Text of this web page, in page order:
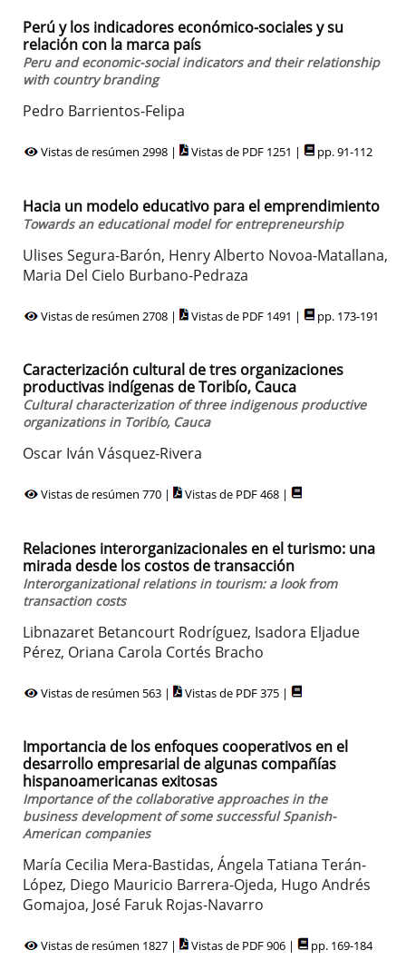
Perú y los indicadores económico-sociales y su
relación con la marca país
Peru and economic-social indicators and their relationship
with country branding
Pedro Barrientos-Felipa
Vistas de resúmen 2998 | Vistas de PDF 1251 | pp. 91-112
Hacia un modelo educativo para el emprendimiento
Towards an educational model for entrepreneurship
Ulises Segura-Barón, Henry Alberto Novoa-Matallana,
Maria Del Cielo Burbano-Pedraza
Vistas de resúmen 2708 | Vistas de PDF 1491 | pp. 173-191
Caracterización cultural de tres organizaciones
productivas indígenas de Toribío, Cauca
Cultural characterization of three indigenous productive
organizations in Toribío, Cauca
Oscar Iván Vásquez-Rivera
Vistas de resúmen 770 | Vistas de PDF 468 |
Relaciones interorganizacionales en el turismo: una
mirada desde los costos de transacción
Interorganizational relations in tourism: a look from
transaction costs
Libnazaret Betancourt Rodríguez, Isadora Eljadue
Pérez, Oriana Carola Cortés Bracho
Vistas de resúmen 563 | Vistas de PDF 375 |
Importancia de los enfoques cooperativos en el
desarrollo empresarial de algunas compañías
hispanoamericanas exitosas
Importance of the collaborative approaches in the
business development of some successful Spanish-
American companies
María Cecilia Mera-Bastidas, Ángela Tatiana Terán-
López, Diego Mauricio Barrera-Ojeda, Hugo Andrés
Gomajoa, José Faruk Rojas-Navarro
Vistas de resúmen 1827 | Vistas de PDF 906 | pp. 169-184